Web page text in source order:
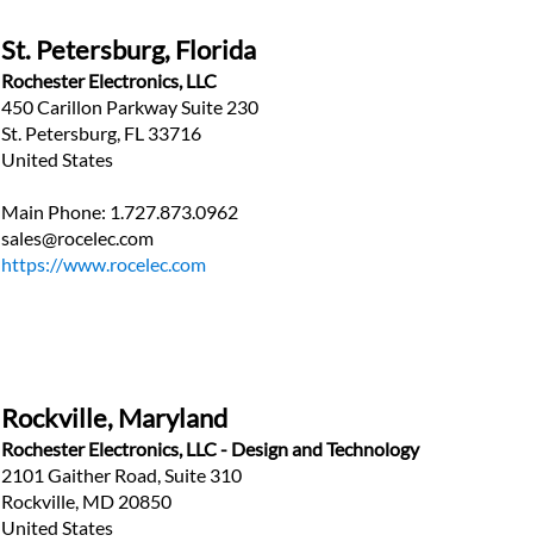
St. Petersburg, Florida
Rochester Electronics, LLC
450 Carillon Parkway Suite 230
St. Petersburg, FL 33716
United States
Main Phone: 1.727.873.0962
sales@rocelec.com
https://www.rocelec.com
Rockville, Maryland
Rochester Electronics, LLC - Design and Technology
2101 Gaither Road, Suite 310
Rockville, MD 20850
United States